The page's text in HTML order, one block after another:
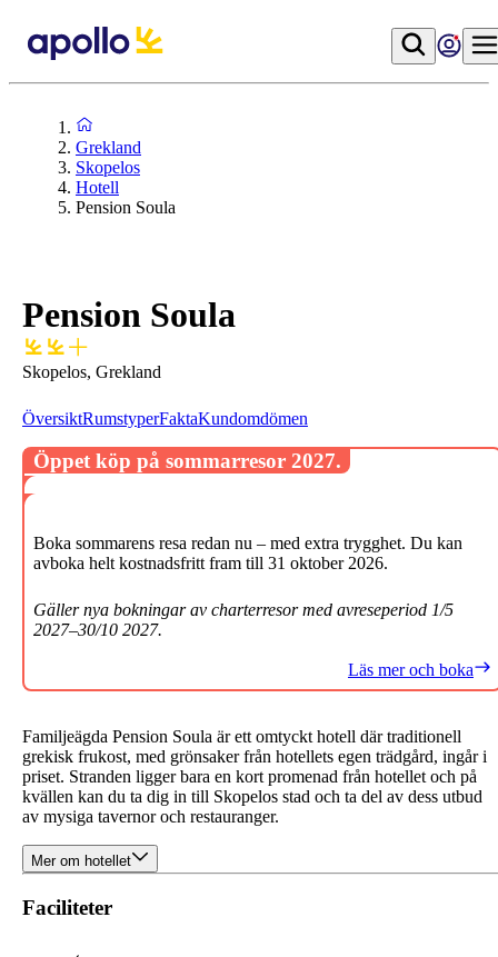
Grekland
Skopelos
Hotell
Pension Soula
Pension Soula
Skopelos, Grekland
ÖversiktRumstyperFaktaKundomdömen
Familjeägda Pension Soula är ett omtyckt hotell där traditionell
grekisk frukost, med grönsaker från hotellets egen trädgård, ingår i
priset. Stranden ligger bara en kort promenad från hotellet och på
kvällen kan du ta dig in till Skopelos stad och ta del av dess utbud
av mysiga tavernor och restauranger.
Mer om hotellet
Faciliteter
Öppet köp på sommarresor 2027.
Boka sommarens resa redan nu – med extra trygghet. Du kan
avboka helt kostnadsfritt fram till 31 oktober 2026.
Gäller nya bokningar av charterresor med avreseperiod 1/5
2027–30/10 2027.
Läs mer och boka